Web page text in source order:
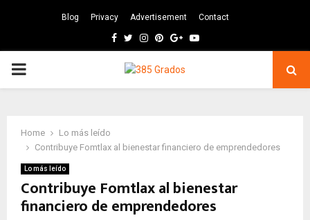
Blog Privacy Advertisement Contact
Facebook
TwitterInstagram
Pinterest
GoogleYoutube
PRIMARY
Home
Lo más leído
Contribuye Fomtlax al bienestar financiero de emprendedores
Lo más leído
Contribuye Fomtlax al bienestar
financiero de emprendedores